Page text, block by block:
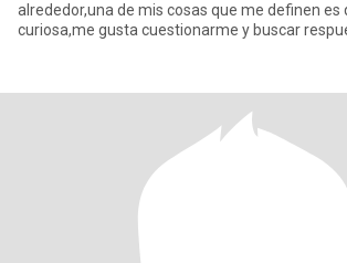
alrededor,una de mis cosas que me definen es
curiosa,me gusta cuestionarme y buscar